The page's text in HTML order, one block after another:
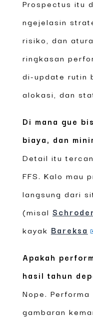
Prospectus itu
ngejelasin
risiko, dan
ringkasan
di-update rutin
alokasi, dan
Di mana gue
biaya, dan
Detail itu
FFS. Kalo mau
langsung dari
(misal
kayak Bareksa
Apakah
hasil tahun
Nope.
gambaran